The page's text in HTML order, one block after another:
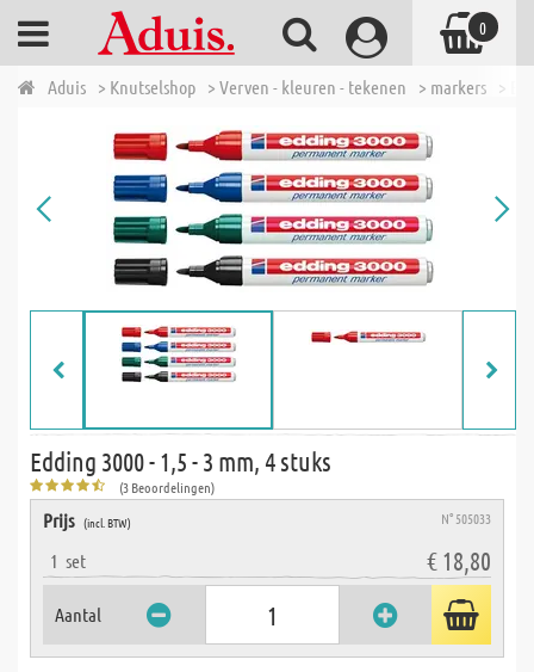
Aduis > Knutselshop > Verven - kleuren - tekenen > markers >
Edding 3000 - 1,5 - 3 mm, 4 stuks
(3 Beoordelingen)
Prijs (incl. BTW) N° 505033
1 set € 18,80
Aantal
0